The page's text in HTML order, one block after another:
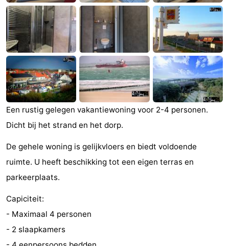
Zandput
Duinzicht
-
Joossesweg
-
Kustlicht
-
Meerpaal
-
Strandcamping
Valkenisse
-
Zee,
Bos
en
Duin
Hôtels
Last
minutes
Plages
Voir
faire
Lieux
d'intérêt
-
Een rustig gelegen vakantiewoning voor 2-4 personen.
Dicht bij het strand en het dorp.
De gehele woning is gelijkvloers en biedt voldoende
ruimte. U heeft beschikking tot een eigen terras en
parkeerplaats.
Capiciteit:
- Maximaal 4 personen
- 2 slaapkamers